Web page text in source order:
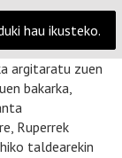
hau ikusteko.
argitaratu zuen
bakarka,
Ruperrek
taldearekin